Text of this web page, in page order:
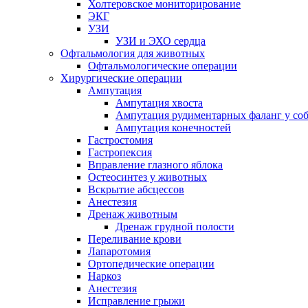
Холтеровское мониторирование
ЭКГ
УЗИ
УЗИ и ЭХО сердца
Офтальмология для животных
Офтальмологические операции
Хирургические операции
Ампутация
Ампутация хвоста
Ампутация рудиментарных фаланг у
Ампутация конечностей
Гастростомия
Гастропексия
Вправление глазного яблока
Остеосинтез у животных
Вскрытие абсцессов
Анестезия
Дренаж животным
Дренаж грудной полости
Переливание крови
Лапаротомия
Ортопедические операции
Наркоз
Анестезия
Исправление грыжи